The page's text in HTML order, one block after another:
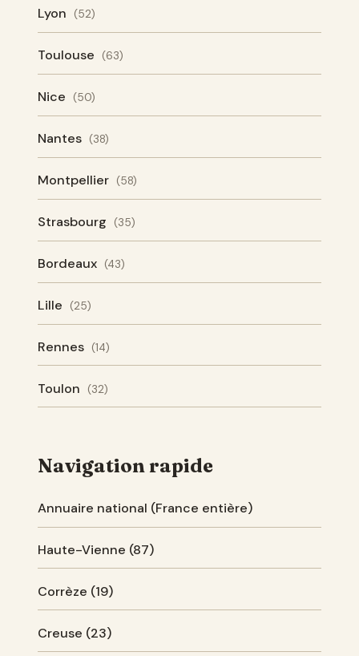
Lyon (52)
Toulouse (63)
Nice (50)
Nantes (38)
Montpellier (58)
Strasbourg (35)
Bordeaux (43)
Lille (25)
Rennes (14)
Toulon (32)
Navigation rapide
Annuaire national (France entière)
Haute-Vienne (87)
Corrèze (19)
Creuse (23)